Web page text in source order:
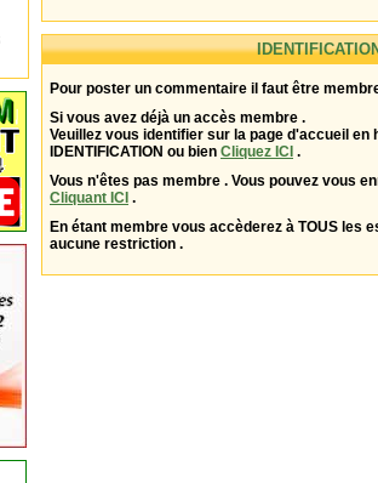
Pour poster un commentaire il faut être
Si vous avez déjà un accès membre .
Veuillez vous identifier sur la page d'accueil en
IDENTIFICATION ou bien Cliquez ICI .
Vous n'êtes pas membre . Vous pouvez vous
Cliquant ICI .
En étant membre vous accèderez à TOUS les
aucune restriction .